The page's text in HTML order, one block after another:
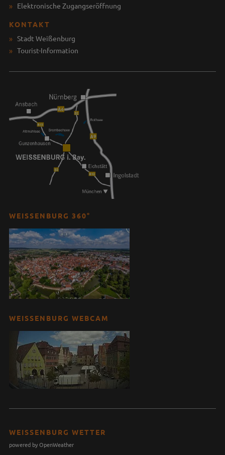
Elektronische Zugangseröffnung
KONTAKT
Stadt Weißenburg
Tourist-Information
WEISSENBURG 360°
WEISSENBURG WEBCAM
WEISSENBURG WETTER
powered by OpenWeather